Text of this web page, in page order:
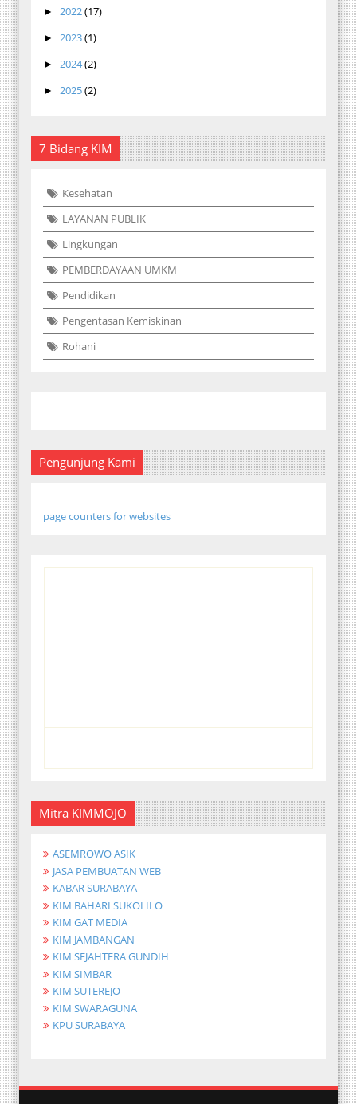
► 2022(17)
► 2023(1)
► 2024(2)
► 2025(2)
7 Bidang KIM
Kesehatan
LAYANAN PUBLIK
Lingkungan
PEMBERDAYAAN UMKM
Pendidikan
Pengentasan Kemiskinan
Rohani
Pengunjung Kami
page counters for websites
Mitra KIMMOJO
ASEMROWO ASIK
JASA PEMBUATAN WEB
KABAR SURABAYA
KIM BAHARI SUKOLILO
KIM GAT MEDIA
KIM JAMBANGAN
KIM SEJAHTERA GUNDIH
KIM SIMBAR
KIM SUTEREJO
KIM SWARAGUNA
KPU SURABAYA